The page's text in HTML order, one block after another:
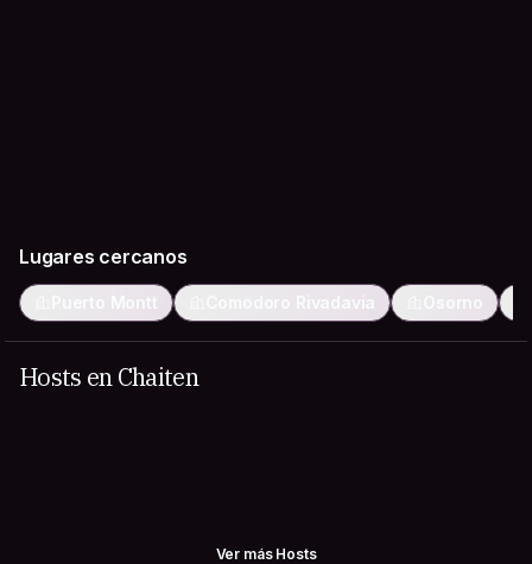
Lugares cercanos
Puerto Montt Comodoro Rivadavia Osorno
Hosts en Chaiten
Ver más Hosts